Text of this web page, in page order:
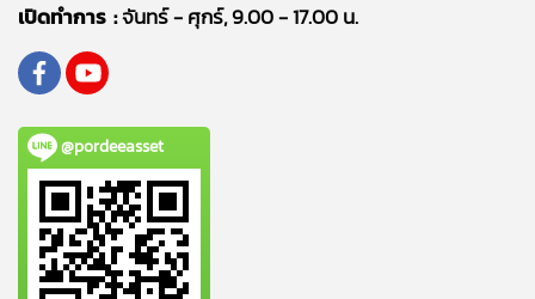
เปิดทำการ :จันทร์ - ศุกร์, 9.00 - 17.00 น.
@pordeeasset